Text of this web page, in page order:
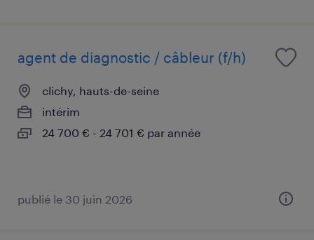
agent de diagnostic / câbleur (f/h)
clichy, hauts-de-seine
intérim
24 700 € - 24 701 € par année
publié le 30 juin 2026